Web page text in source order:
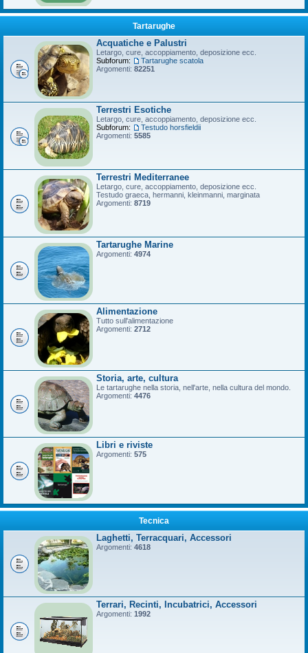
Tartarughe
Acquatiche e Palustri
Letargo, cure, accoppiamento, deposizione ecc.
Subforum:
Tartarughe scatola
Argomenti: 82251
Terrestri Esotiche
Letargo, cure, accoppiamento, deposizione ecc.
Subforum:
Testudo horsfieldii
Argomenti: 5585
Terrestri Mediterranee
Letargo, cure, accoppiamento, deposizione ecc.
Testudo graeca, hermanni, kleinmanni, marginata
Argomenti: 8719
Tartarughe Marine
Argomenti: 4974
Alimentazione
Tutto sull'alimentazione
Argomenti: 2712
Storia, arte, cultura
Le tartarughe nella storia, nell'arte, nella cultura del mondo.
Argomenti: 4476
Libri e riviste
Argomenti: 575
Tecnica
Laghetti, Terracquari, Accessori
Argomenti: 4618
Terrari, Recinti, Incubatrici, Accessori
Argomenti: 1992